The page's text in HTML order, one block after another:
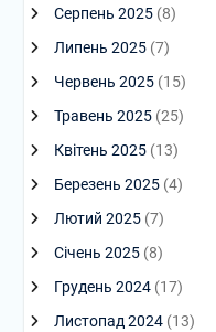
Серпень 2025(8)
Липень 2025(7)
Червень 2025(15)
Травень 2025(25)
Квітень 2025(13)
Березень 2025(4)
Лютий 2025(7)
Січень 2025(8)
Грудень 2024(17)
Листопад 2024(13)